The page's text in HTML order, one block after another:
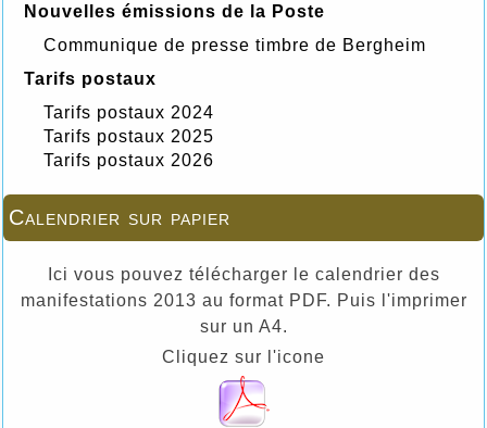
Nouvelles émissions de la Poste
Communique de presse timbre de Bergheim
Tarifs postaux
Tarifs postaux 2024
Tarifs postaux 2025
Tarifs postaux 2026
Calendrier sur papier
Ici vous pouvez télécharger le calendrier des
manifestations 2013 au format PDF. Puis l'imprimer
sur un A4.
Cliquez sur l'icone